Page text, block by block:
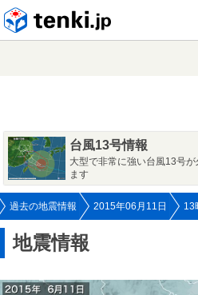
台風13号情報
大型で非常に強い台風13号
ます
過去の地震情報 2015年06月11日 13
地震情報